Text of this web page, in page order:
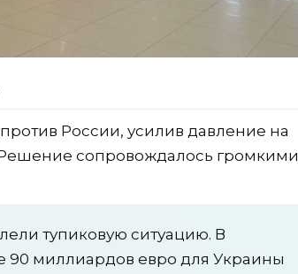
России, усилив давление на
сопровождалось громкими
тупиковую ситуацию. В
90 миллиардов евро для Украины